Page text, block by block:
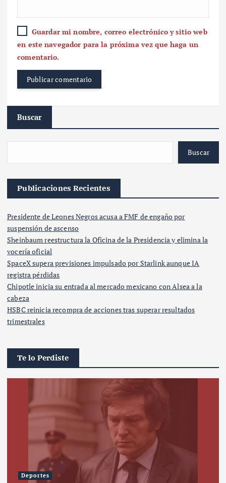
Guardar mi nombre, correo electrónico y sitio web
en este navegador para la próxima vez que haga un
comentario.
Buscar
Buscar
Publicaciones Recientes
Presidente de Leones Negros acusa a FMF de engaño por
suspensión de ascenso
Sheinbaum reestructura la Oficina de la Presidencia y elimina la
vocería oficial
SpaceX supera previsiones impulsado por Starlink aunque IA
registra pérdidas
Chipotle inicia su entrada al mercado mexicano con Alsea a la
cabeza
HSBC reinicia recompra de acciones tras superar resultados
trimestrales
Te lo Perdiste
Deportes